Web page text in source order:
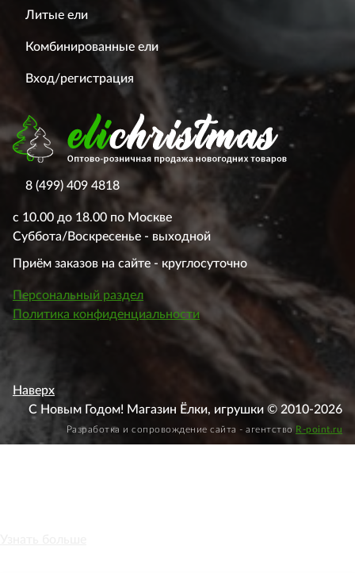
Литые ели
Комбинированные ели
Вход/регистрация
8 (499) 409 4818
с 10.00 до 18.00 по Москве
Суббота/Воскресенье - выходной
Приём заказов на сайте - круглосуточно
Персональный раздел
Политика конфиденциальности
Наверх
С Новым Годом! Магазин Ёлки, игрушки © 2010-2026
Разработка и сопровождение сайта - агентство R-point.ru